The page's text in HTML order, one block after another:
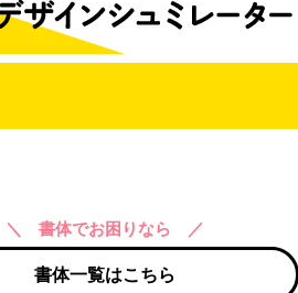
＼ 書体でお困りなら ／
書体一覧はこちら